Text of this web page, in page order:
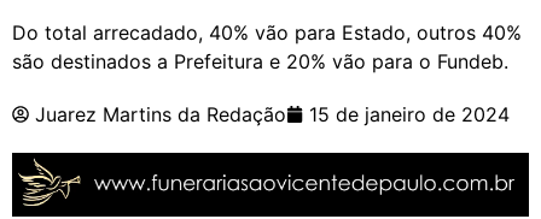
Do total arrecadado, 40% vão para Estado, outros 40%
são destinados a Prefeitura e 20% vão para o Fundeb.
Juarez Martins da Redação 15 de janeiro de 2024